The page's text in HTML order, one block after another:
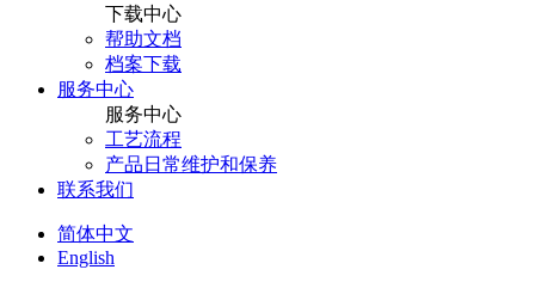
下载中心
帮助文档
档案下载
服务中心
服务中心
工艺流程
产品日常维护和保养
联系我们
简体中文
English